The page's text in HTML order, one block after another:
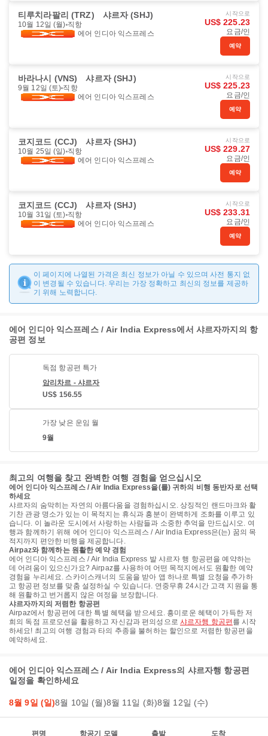
티루치라팔리 (TRZ) 샤르자 (SHJ)
10월 12일 (월) 직항
에어 인디아 익스프레스
시작으로
US$ 225.23
요금/인
예약
바라나시 (VNS) 샤르자 (SHJ)
9월 12일 (토) 직항
에어 인디아 익스프레스
시작으로
US$ 225.23
요금/인
예약
코지코드 (CCJ) 샤르자 (SHJ)
10월 25일 (일) 직항
에어 인디아 익스프레스
시작으로
US$ 229.27
요금/인
예약
코지코드 (CCJ) 샤르자 (SHJ)
10월 31일 (토) 직항
에어 인디아 익스프레스
시작으로
US$ 233.31
요금/인
예약
이 페이지에 나열된 가격은 최신 정보가 아닐 수 있으며 사전 통지 없
이 변경될 수 있습니다. 우리는 가장 정확하고 최신의 정보를 제공하
기 위해 노력합니다.
에어 인디아 익스프레스 / Air India Express에서 샤르자까지의 항
공편 정보
독점 항공편 특가
암리차르 - 샤르자
US$ 156.55
가장 낮은 운임 월
9월
최고의 여행을 찾고 완벽한 여행 경험을 얻으십시오
에어 인디아 익스프레스 / Air India Express을(를) 귀하의 비행 동반자로 선택
하세요
샤르자의 숨막히는 자연의 아름다움을 경험하십시오. 상징적인 랜드마크와 활
기찬 관광 명소가 있는 이 목적지는 휴식과 흥분이 완벽하게 조화를 이루고 있
습니다. 이 놀라운 도시에서 사랑하는 사람들과 소중한 추억을 만드십시오. 여
행과 함께하기 위해 에어 인디아 익스프레스 / Air India Express은(는) 꿈의 목
적지까지 편안한 비행을 제공합니다.
Airpaz와 함께하는 원활한 예약 경험
에어 인디아 익스프레스 / Air India Express 발 샤르자 행 항공편을 예약하는
데 어려움이 있으신가요? Airpaz를 사용하여 어떤 목적지에서도 원활한 예약
경험을 누리세요. 스카이스캐너의 도움을 받아 앱 하나로 특별 요청을 추가하
고 항공편 정보를 맞춤 설정하실 수 있습니다. 연중무휴 24시간 고객 지원을 통
해 원활하고 번거롭지 않은 여정을 보장합니다.
샤르자까지의 저렴한 항공편
Airpaz에서 항공편에 대한 특별 혜택을 받으세요. 흥미로운 혜택이 가득한 저
희의 독점 프로모션을 활용하고 자신감과 편의성으로 샤르자행 항공편 를 시작
하세요! 최고의 여행 경험과 타의 추종을 불허하는 할인으로 저렴한 항공편을
예약하세요.
에어 인디아 익스프레스 / Air India Express의 샤르자행 항공편
일정을 확인하세요
8월 9일 (일)8월 10일 (월)8월 11일 (화)8월 12일 (수)
편명 항공기 모델 출발 도착